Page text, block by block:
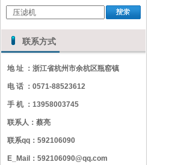
联系方式
地 址 ：浙江省杭州市余杭区瓶窑镇
电 话 ：0571-88523612
手 机 ：13958003745
联系人：蔡亮
联系qq：592106090
E_Mail：592106090@qq.com